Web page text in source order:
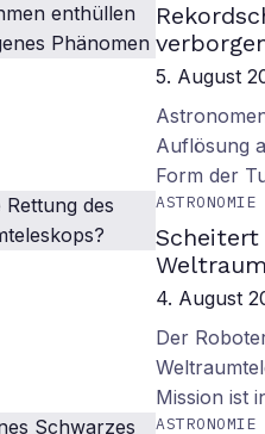
5. August
Auflösung
Form der
4. August
Der
Mission ist